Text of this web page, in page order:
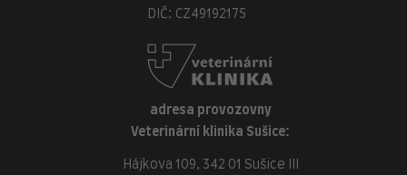
DIČ: CZ49192175
adresa provozovny
Veterinární klinika Sušice:
Hájkova 109, 342 01 Sušice III